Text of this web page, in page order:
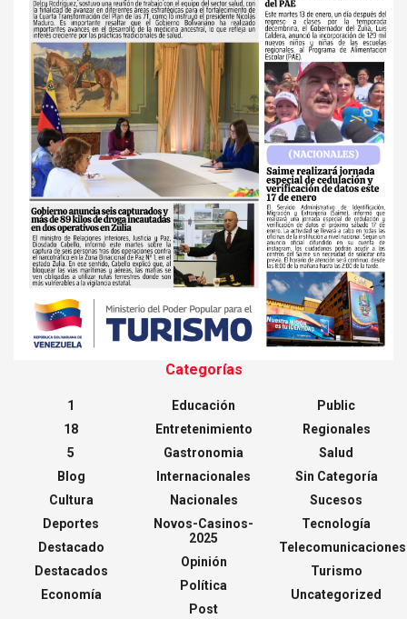
Categorías
1
18
5
Blog
Cultura
Deportes
Destacado
Destacados
Economía
Educación
Entretenimiento
Gastronomia
Internacionales
Nacionales
Novos-Casinos-
2025
Opinión
Política
Post
Public
Regionales
Salud
Sin Categoría
Sucesos
Tecnología
Telecomunicaciones
Turismo
Uncategorized